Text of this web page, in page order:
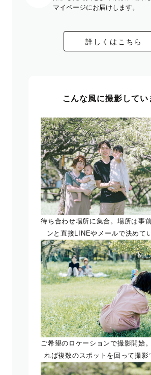
マイページにお届けします。
詳しくはこちら
こんな風に撮影してい
待ち合わせ場所に集合。場所は事
ンと直接LINEやメールで決めて
ご希望のロケーションで撮影開始
れば複数のスポットを回って撮影